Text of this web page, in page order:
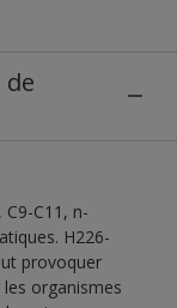
C11, n-
H226-
provoquer
organismes